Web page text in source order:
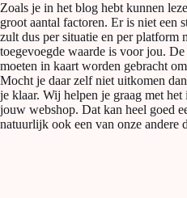
Zoals je in het blog hebt kunnen
groot aantal factoren. Er is niet een
zult dus per situatie en per platform
toegevoegde waarde is voor jou.
moeten in kaart worden gebracht
Mocht je daar zelf niet uitkomen
je klaar. Wij helpen je graag met
jouw webshop. Dat kan heel goed
natuurlijk ook een van onze andere